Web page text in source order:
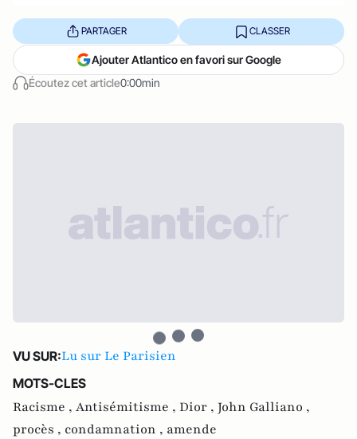
Écoutez cet article0:00min
PARTAGER CLASSER
Ajouter Atlantico en favori sur Google
VU SUR:Lu sur Le Parisien
MOTS-CLES
Racisme , Antisémitisme , Dior , John Galliano ,
procès , condamnation , amende